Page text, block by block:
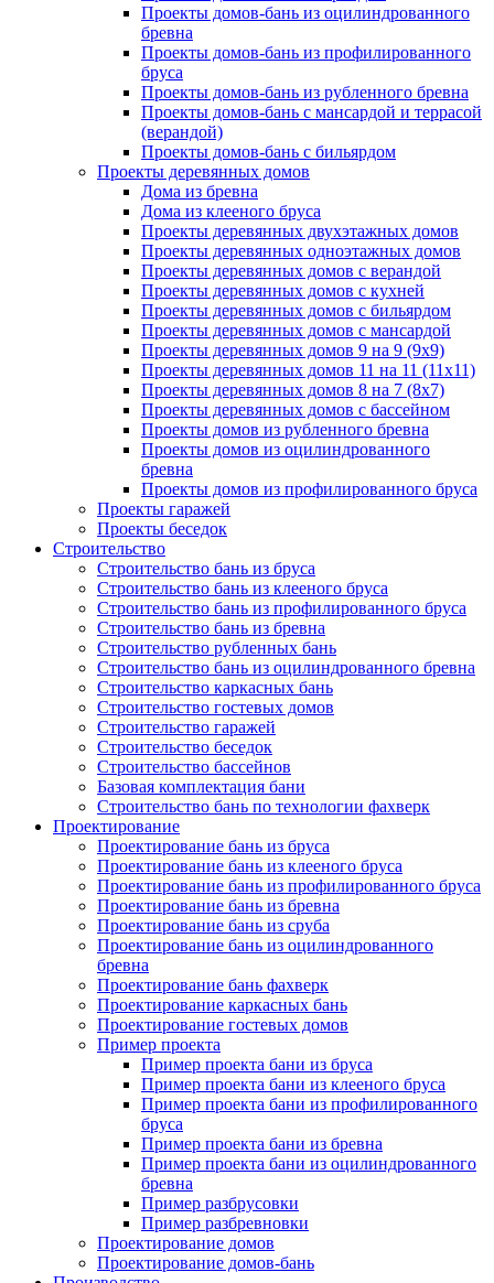
Проекты домов-бань из оцилиндрованного
бревна
Проекты домов-бань из профилированного
бруса
Проекты домов-бань из рубленного бревна
Проекты домов-бань с мансардой и террасой
(верандой)
Проекты домов-бань с бильярдом
Проекты деревянных домов
Дома из бревна
Дома из клееного бруса
Проекты деревянных двухэтажных домов
Проекты деревянных одноэтажных домов
Проекты деревянных домов с верандой
Проекты деревянных домов с кухней
Проекты деревянных домов с бильярдом
Проекты деревянных домов с мансардой
Проекты деревянных домов 9 на 9 (9x9)
Проекты деревянных домов 11 на 11 (11x11)
Проекты деревянных домов 8 на 7 (8x7)
Проекты деревянных домов с бассейном
Проекты домов из рубленного бревна
Проекты домов из оцилиндрованного
бревна
Проекты домов из профилированного бруса
Проекты гаражей
Проекты беседок
Строительство
Строительство бань из бруса
Строительство бань из клееного бруса
Строительство бань из профилированного бруса
Строительство бань из бревна
Строительство рубленных бань
Строительство бань из оцилиндрованного бревна
Строительство каркасных бань
Строительство гостевых домов
Строительство гаражей
Строительство беседок
Строительство бассейнов
Базовая комплектация бани
Строительство бань по технологии фахверк
Проектирование
Проектирование бань из бруса
Проектирование бань из клееного бруса
Проектирование бань из профилированного бруса
Проектирование бань из бревна
Проектирование бань из сруба
Проектирование бань из оцилиндрованного
бревна
Проектирование бань фахверк
Проектирование каркасных бань
Проектирование гостевых домов
Пример проекта
Пример проекта бани из бруса
Пример проекта бани из клееного бруса
Пример проекта бани из профилированного
бруса
Пример проекта бани из бревна
Пример проекта бани из оцилиндрованного
бревна
Пример разбрусовки
Пример разбревновки
Проектирование домов
Проектирование домов-бань